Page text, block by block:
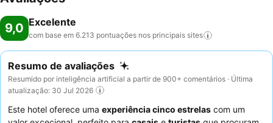
9,0 Excelente
com base em 6.213 pontuações nos principais sites
Resumo de avaliações
Resumido por inteligência artificial a partir de 900+ comentários · Última
atualização: 30 Jul 2026
Este hotel oferece uma experiência cinco estrelas com um